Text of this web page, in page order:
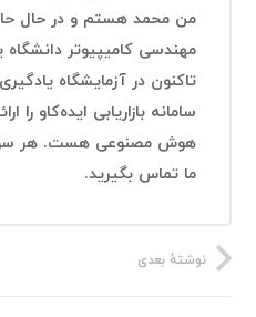
من محمد هستم و در حال
تاکنون در آزمایشگاه
سامانه بازاریابی ایده‌کاو را
هوش مصنوعی هست. هر سوال
ما تماس بگیرید.
نوشتهٔ بعدی